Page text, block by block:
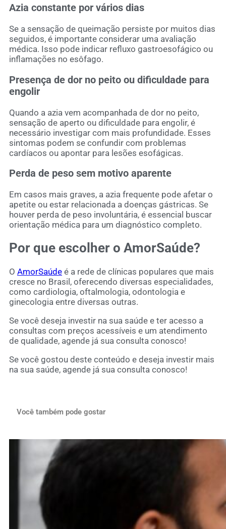
Azia constante por vários dias
Se a sensação de queimação persiste por muitos dias
seguidos, é importante considerar uma avaliação
médica. Isso pode indicar refluxo gastroesofágico ou
inflamações no esôfago.
Presença de dor no peito ou dificuldade para
engolir
Quando a azia vem acompanhada de dor no peito,
sensação de aperto ou dificuldade para engolir, é
necessário investigar com mais profundidade. Esses
sintomas podem se confundir com problemas
cardíacos ou apontar para lesões esofágicas.
Perda de peso sem motivo aparente
Em casos mais graves, a azia frequente pode afetar o
apetite ou estar relacionada a doenças gástricas. Se
houver perda de peso involuntária, é essencial buscar
orientação médica para um diagnóstico completo.
Por que escolher o AmorSaúde?
O AmorSaúde é a rede de clínicas populares que mais
cresce no Brasil, oferecendo diversas especialidades,
como cardiologia, oftalmologia, odontologia e
ginecologia entre diversas outras.
Se você deseja investir na sua saúde e ter acesso a
consultas com preços acessíveis e um atendimento
de qualidade, agende já sua consulta conosco!
Se você gostou deste conteúdo e deseja investir mais
na sua saúde, agende já sua consulta conosco!
Você também pode gostar